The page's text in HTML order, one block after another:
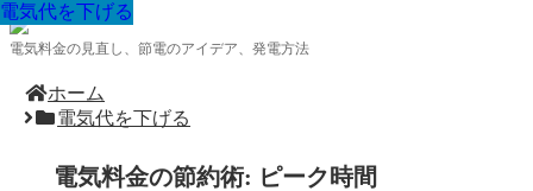
電気料金の見直し、節電のアイデア、発電方法
ホーム
電気代を下げる
電気料金の節約術: ピーク時間
電気代を下げる
電気代を下げる
電気代を下げる
電気代を下げる
電気代を下げる
電気代を下げる
電気代を下げる
電気代を下げる
電気代を下げる